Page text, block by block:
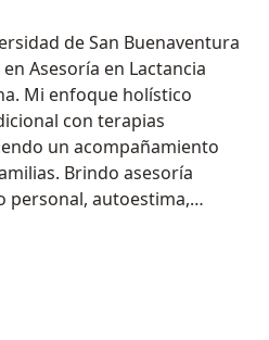
de San Buenaventura
Asesoría en Lactancia
Mi enfoque holístico
con terapias
un acompañamiento
Brindo asesoría
personal, autoestima,
crianza y lactancia; también
para tu comodidad, en
sin juzgamiento